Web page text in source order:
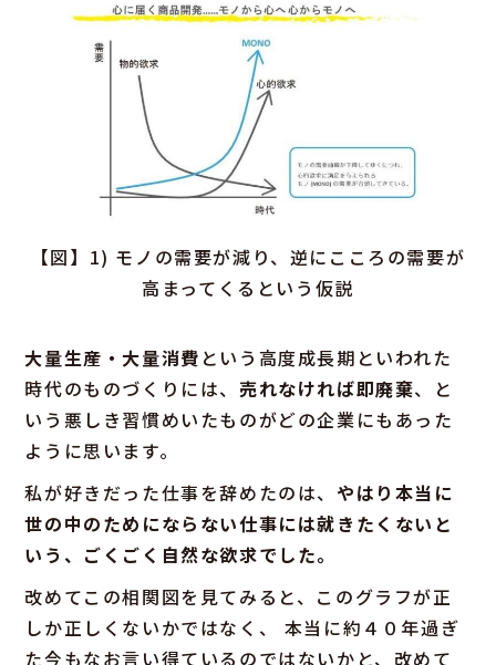
【図】1) モノの需要が減り、逆にこころの需要が
高まってくるという仮説
大量生産・大量消費 という高度成長期といわれた
時代のものづくりには、売れなければ即廃棄、と
いう悪しき習慣めいたものがどの企業にもあった
ように思います。
私が好きだった仕事を辞めたのは、やはり本当に
世の中のためにならない仕事には就きたくないと
いう、ごくごく自然な欲求でした。
改めてこの相関図を見てみると、このグラフが正
しか正しくないかではなく、 本当に約４０年過ぎ
た今もなお言い得ているのではないかと、改めて